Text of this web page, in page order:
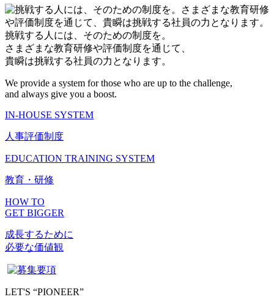
挑戦する人には、そのための制度を。
さまざまな教育研修や評価制度を通じて、
貴瞬は挑戦する社員の力となります。
We provide a system for those who are up to the challenge,
and always give you a boost.
IN-HOUSE SYSTEM
人事評価制度
EDUCATION TRAINING SYSTEM
教育・研修
HOW TO
GET BIGGER
成長するために
必要な価値観
LET'S “PIONEER”